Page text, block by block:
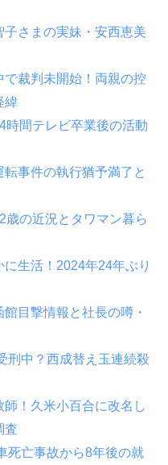
さまの実妹・安西恵美
で裁判未開始！両親の控
緯
時間テレビ卒業後の活動
事件の執行猶予満了と
歳の近況とタワマン暮ら
生活！2024年24年ぶり
目撃情報と社長の噂・
刑中？西成替え玉連続殺
！久米小百合に改名し
査
死亡事故から8年後の就